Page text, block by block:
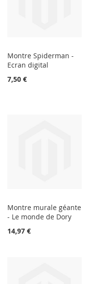
Montre Spiderman -
Ecran digital
7,50 €
Montre murale géante
- Le monde de Dory
14,97 €